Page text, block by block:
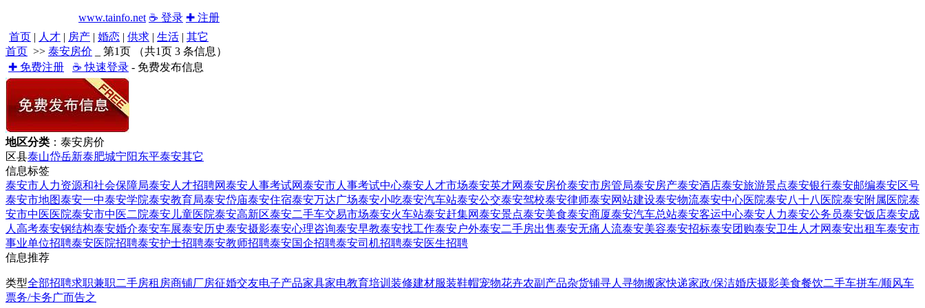
www.tainfo.net ☕ 登录 ✚ 注册
首页 | 人才 | 房产 | 婚恋 | 供求 | 生活 | 其它
首页 >> 泰安房价 _ 第1页 （共1页 3 条信息）
✚ 免费注册
☕ 快速登录 - 免费发布信息
地区分类 ：泰安房价
区县泰山岱岳新泰肥城宁阳东平泰安其它
信息标签
泰安市人力资源和社会保障局泰安人才招聘网泰安人事考试网泰安市人事考试中心泰安人才市场泰安英才网泰安房价泰安市房管局泰安房产泰安酒店泰安旅游景点泰安银行泰安邮编泰安区号
泰安市地图泰安一中泰安学院泰安教育局泰安岱庙泰安住宿泰安万达广场泰安小吃泰安汽车站泰安公交泰安驾校泰安律师泰安网站建设泰安物流泰安中心医院泰安八十八医院泰安附属医院泰
安市中医医院泰安市中医二院泰安儿童医院泰安高新区泰安二手车交易市场泰安火车站泰安赶集网泰安景点泰安美食泰安商厦泰安汽车总站泰安客运中心泰安人力泰安公务员泰安饭店泰安成
人高考泰安钢结构泰安婚介泰安车展泰安历史泰安摄影泰安心理咨询泰安早教泰安找工作泰安户外泰安二手房出售泰安无痛人流泰安美容泰安招标泰安团购泰安卫生人才网泰安出租车泰安市
事业单位招聘泰安医院招聘泰安护士招聘泰安教师招聘泰安国企招聘泰安司机招聘泰安医生招聘
信息推荐
类型全部招聘求职兼职二手房租房商铺厂房征婚交友电子产品家具家电教育培训 装修建材服装鞋帽宠物花卉农副产品杂货铺寻人寻物搬家快递家政/保洁婚庆摄影美食餐饮二手车拼车/顺风车
票务/卡务广而告之